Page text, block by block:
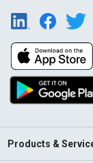
Products &